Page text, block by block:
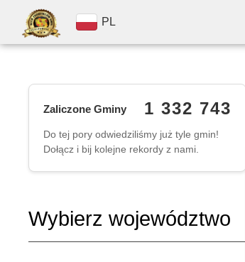
PL
Zaliczone Gminy 1 332 743
Do tej pory odwiedziliśmy już tyle gmin!
Dołącz i bij kolejne rekordy z nami.
Wybierz województwo